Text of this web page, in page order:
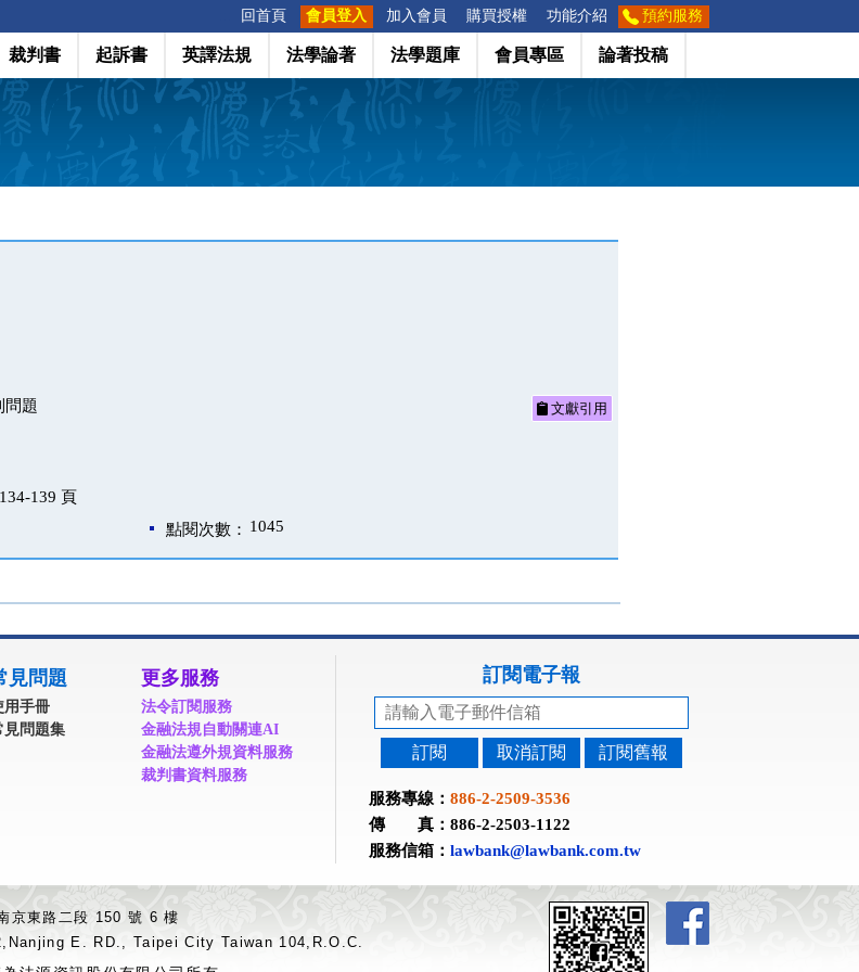
回首頁 會員登入 加入會員 購買授權 功能介紹 預約服務
裁判書 起訴書 英譯法規 法學論著 法學題庫 會員專區 論著投稿
問題 文獻引用
139 頁
點閱次數： 1045
見問題
用手冊
見問題集
更多服務
法令訂閱服務
金融法規自動關連AI
金融法遵外規資料服務
裁判書資料服務
訂閱電子報
訂閱 取消訂閱 訂閱舊報
服務專線： 886-2-2509-3536
傳 真：886-2-2503-1122
服務信箱： lawbank@lawbank.com.tw
京東路二段 150 號 6 樓
E. RD., Taipei City Taiwan 104,R.O.C.